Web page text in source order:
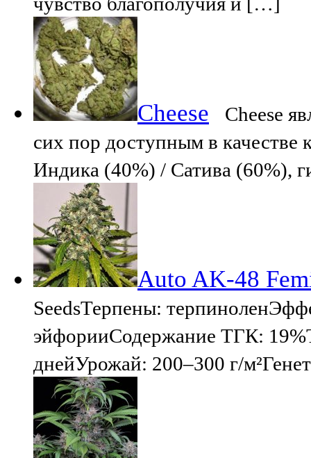
Cheese
Cheese
сих пор доступным в
Индика (40%) / Сатива (60%),
Auto AK-48
SeedsТерпены:
эйфорииСодержание ТГК:
днейУрожай: 200–300 г/